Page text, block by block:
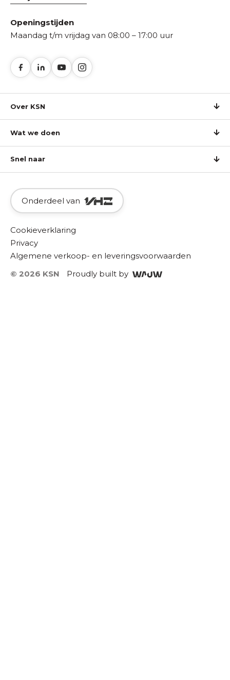
Openingstijden
Maandag t/m vrijdag van 08:00 – 17:00 uur
Over KSN
Wat we doen
Snel naar
Onderdeel van
Cookieverklaring
Privacy
Algemene verkoop- en leveringsvoorwaarden
© 2026 KSN
Proudly built by